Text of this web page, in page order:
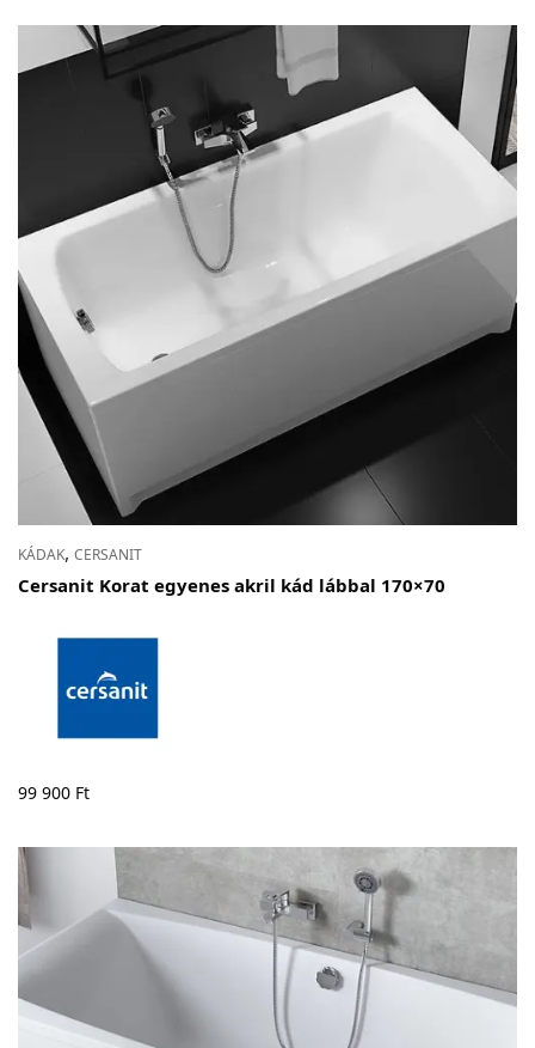
KÁDAK, CERSANIT
Cersanit Korat egyenes akril kád lábbal 170×70
99 900 Ft